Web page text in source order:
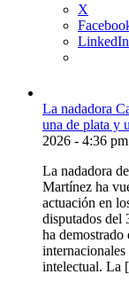
X
LinkedIn
La nadadora
una de plata y
2026 - 4:36 pm
La nadadora
Martínez ha
actuación en
disputados del
ha demostrado
internacionales
intelectual.